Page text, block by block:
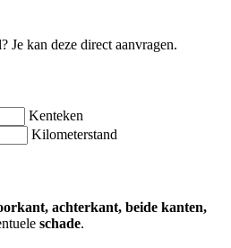
Je kan deze direct aanvragen.
Kenteken
Kilometerstand
achterkant, beide kanten,
schade.